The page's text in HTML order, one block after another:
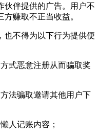
伙伴提供的广告。用户不
赚取不正当收益。
也不得为以下行为提供便
式恶意注册从而骗取奖
法骗取邀请其他用户下
人记账内容；